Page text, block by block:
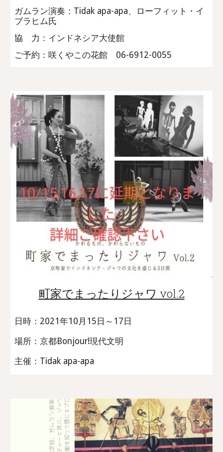
ガムラン演奏：Tidak apa-apa、ローフィット・イ
ブラヒム氏
協 力：インドネシア大使館
ご予約：咲くやこの花館 06-6912-0055
町家でまったりジャワ vol.2
日時：2021年10月15日～17日
場所：京都Bonjour!現代文明
主催：Tidak apa-apa